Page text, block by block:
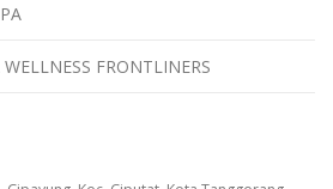
FRONTLINERS